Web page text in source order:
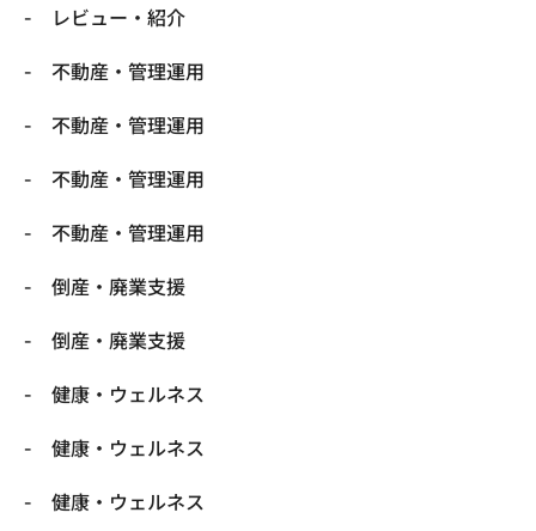
レビュー・紹介
不動産・管理運用
不動産・管理運用
不動産・管理運用
不動産・管理運用
倒産・廃業支援
倒産・廃業支援
健康・ウェルネス
健康・ウェルネス
健康・ウェルネス